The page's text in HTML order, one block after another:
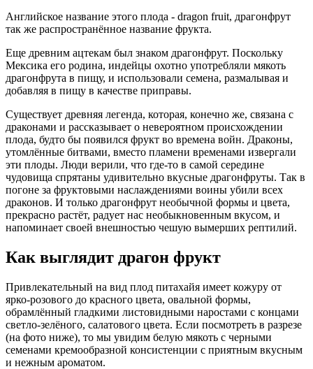
Английское название этого плода - dragon fruit, драгонфрут
так же распространённое название фрукта.
Еще древним ацтекам был знаком драгонфрут. Поскольку
Мексика его родина, индейцы охотно употребляли мякоть
драгонфрута в пищу, и использовали семена, размалывая и
добавляя в пищу в качестве приправы.
Существует древняя легенда, которая, конечно же, связана с
драконами и рассказывает о невероятном происхождении
плода, будто бы появился фрукт во времена войн. Драконы,
утомлённые битвами, вместо пламени временами извергали
эти плоды. Люди верили, что где-то в самой середине
чудовища спрятаны удивительно вкусные драгонфруты. Так в
погоне за фруктовыми наслаждениями воины убили всех
драконов. И только драгонфрут необычной формы и цвета,
прекрасно растёт, радует нас необыкновенным вкусом, и
напоминает своей внешностью чешую вымерших рептилий.
Как выглядит драгон фрукт
Привлекательный на вид плод питахайя имеет кожуру от
ярко-розового до красного цвета, овальной формы,
обрамлённый гладкими листовидными наростами с концами
светло-зелёного, салатового цвета. Если посмотреть в разрезе
(на фото ниже), то мы увидим белую мякоть с черными
семенами кремообразной консистенции с приятным вкусным
и нежным ароматом.